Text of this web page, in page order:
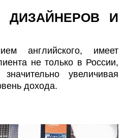
ДИЗАЙНЕРОВ И
английского, имеет
не только в России,
увеличивая
дохода.